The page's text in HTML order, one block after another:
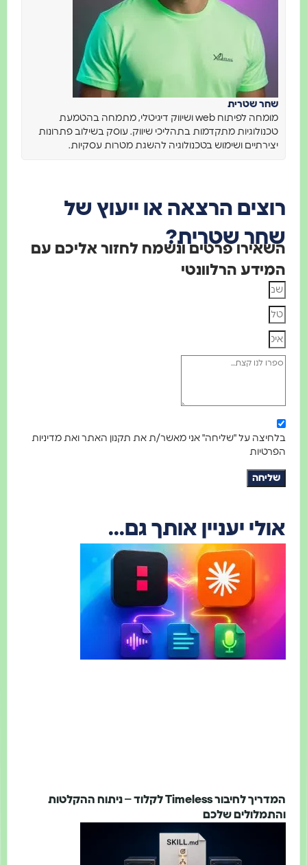
שחר שטרית
מומחה לפיתוח web ושיווק דיגיטלי, מתמחה בהטמעת
טכנולוגיות מתקדמות בתהליכי שיווק. עוסק בשילוב פתרונות
יצירתיים ושימוש בטכנולוגיה להשגת מטרות עסקיות.
רוצים הרצאה או ייעוץ של
שחר שטרית?
השאירו פרטים ונשמח לחזור אליכם עם
המידע הרלוונטי
בלחיצה על "שליחה" אני מאשר/ת את תקנון האתר ואת מדיניות
הפרטיות
שליחה
אולי יעניין אותך גם...
המדריך לחיבור Timeless לקלוד – ניתוח ההקלטות
והתמלולים שלכם